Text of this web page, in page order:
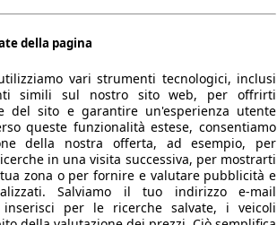
della pagina
vari strumenti tecnologici, inclusi
simili sul nostro sito web, per offrirti
del sito e garantire un'esperienza utente
queste funzionalità estese, consentiamo
della nostra offerta, ad esempio, per
in una visita successiva, per mostrarti
zona o per fornire e valutare pubblicità e
Salviamo il tuo indirizzo e-mail
per le ricerche salvate, i veicoli